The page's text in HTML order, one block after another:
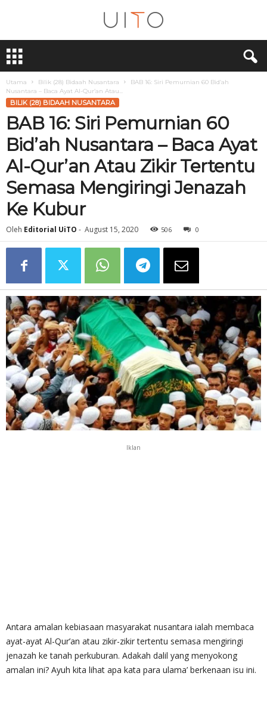
T
Utama Bilik (28) Bidaah Nusantara
BAB 16: Siri Pemurnian 60 Bid’ah
Nusantara – Baca Ayat Al-Qur’an Atau...
BILIK (28) BIDAAH NUSANTARA
BAB 16: Siri Pemurnian 60
Bid’ah Nusantara – Baca Ayat
Al-Qur’an Atau Zikir Tertentu
Semasa Mengiringi Jenazah
Ke Kubur
Oleh Editorial UiTO - August 15, 2020 506 0
Iklan
Antara amalan kebiasaan masyarakat nusantara ialah membaca
ayat-ayat Al-Qur’an atau zikir-zikir tertentu semasa mengiringi
jenazah ke tanah perkuburan. Adakah dalil yang menyokong
amalan ini? Ayuh kita lihat apa kata para ulama’ berkenaan isu ini.